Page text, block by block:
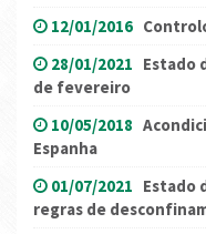
12/01/2016
28/01/2021 Estado
de fevereiro
10/05/2018
Espanha
01/07/2021 Estado
regras de